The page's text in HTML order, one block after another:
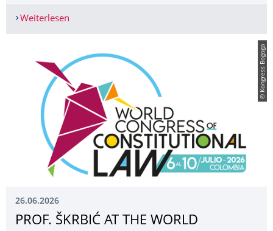
Weiterlesen
© Kongress Bogoga
26.06.2026
PROF. ŠKRBIĆ AT THE WORLD